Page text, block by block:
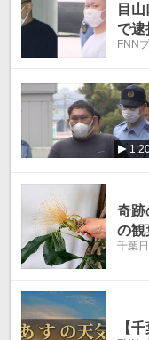
目
で
罪
FNN
奇
の
千葉
【